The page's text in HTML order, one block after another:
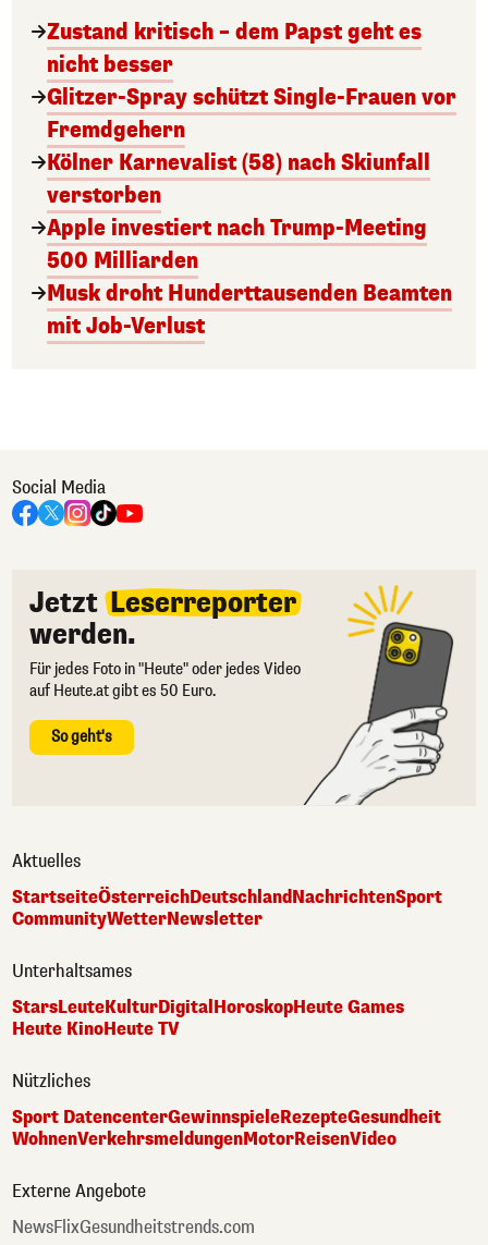
Zustand kritisch – dem Papst geht es
nicht besser
Glitzer-Spray schützt Single-Frauen vor
Fremdgehern
Kölner Karnevalist (58) nach Skiunfall
verstorben
Apple investiert nach Trump-Meeting
500 Milliarden
Musk droht Hunderttausenden Beamten
mit Job-Verlust
Social Media
Jetzt Leserreporter
werden.
Für jedes Foto in "Heute" oder jedes Video
auf Heute.at gibt es 50 Euro.
So geht's
Aktuelles
StartseiteÖsterreichDeutschlandNachrichtenSport
CommunityWetterNewsletter
Unterhaltsames
StarsLeuteKulturDigital HoroskopHeute Games
Heute KinoHeute TV
Nützliches
Sport DatencenterGewinnspieleRezepteGesundheit
WohnenVerkehrsmeldungenMotorReisenVideo
Externe Angebote
NewsFlixGesundheitstrends.com